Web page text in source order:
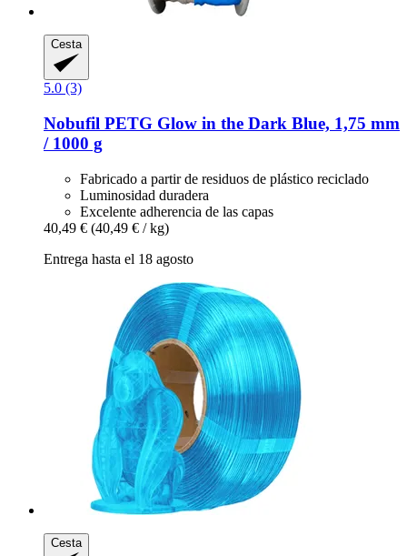
Cesta
5.0 (3)
Nobufil PETG Glow in the Dark Blue, 1,75 mm
/ 1000 g
Fabricado a partir de residuos de plástico reciclado
Luminosidad duradera
Excelente adherencia de las capas
40,49 € (40,49 € / kg)
Entrega hasta el 18 agosto
Cesta